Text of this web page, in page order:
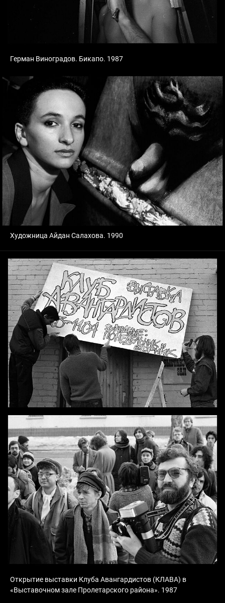
Герман Виноградов. Бикапо. 1987
Художница Айдан Салахова. 1990
Открытие выставки Клуба Авангардистов (КЛАВА) в
«Выставочном зале Пролетарского района». 1987